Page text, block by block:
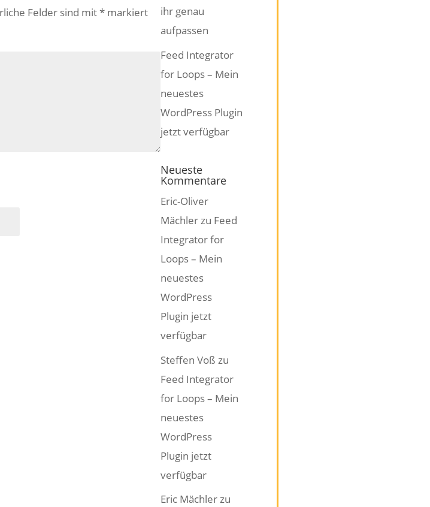
Felder sind mit*markiert
ihr genau
aufpassen
Feed Integrator
for Loops – Mein
neuestes
WordPress Plugin
jetzt verfügbar
Neueste
Kommentare
Eric-Oliver
Mächlerzu Feed
Integrator for
Loops – Mein
neuestes
WordPress
Plugin jetzt
verfügbar
Steffen Voß zu
Feed Integrator
for Loops – Mein
neuestes
WordPress
Plugin jetzt
verfügbar
Eric Mächlerzu